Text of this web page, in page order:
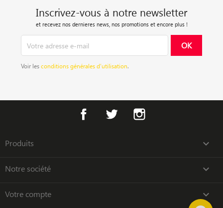
Inscrivez-vous à notre newsletter
et recevez nos dernieres news, nos promotions et encore plus !
Voir lesconditions générales d’utilisation.
Facebook Twitter
Produits 
Notre société 
Votre compte 